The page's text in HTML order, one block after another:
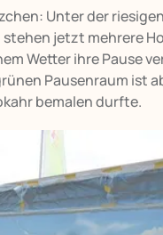
Unter der
jetzt mehrere
Wetter ihre Pause
Pausenraum ist
bemalen durfte.